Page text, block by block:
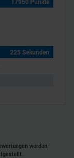
225 Sekunden
werden